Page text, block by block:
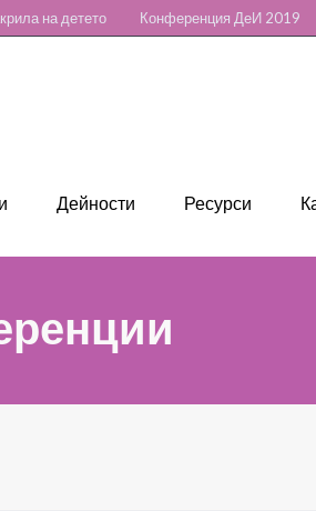
на детето Конференция ДеИ 2019
Дейности Ресурси